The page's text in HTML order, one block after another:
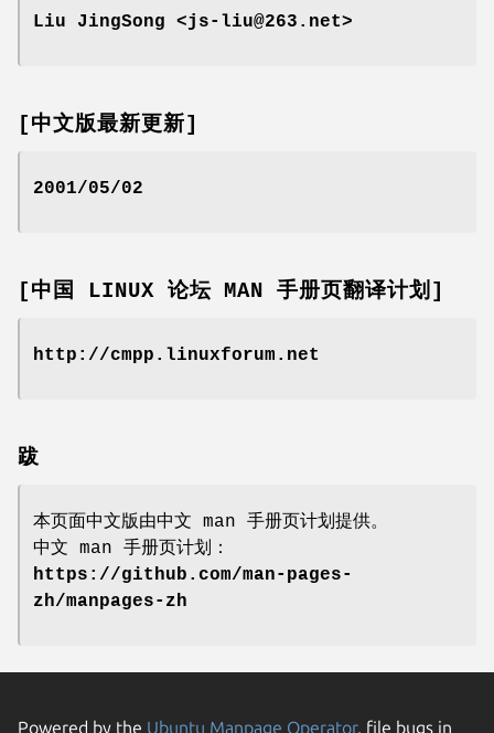
Liu JingSong <js-liu@263.net>
[中文版最新更新]
2001/05/02
[中国 LINUX 论坛 MAN 手册页翻译计划]
http://cmpp.linuxforum.net
跋
本页面中文版由中文 man 手册页计划提供。
中文 man 手册页计划：
https://github.com/man-pages-
zh/manpages-zh
Powered by the Ubuntu Manpage Operator, file bugs in